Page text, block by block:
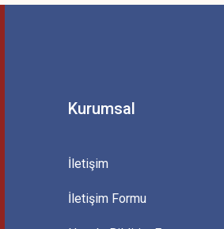
Bu ürüne ilk yorumu siz yapın!
Kurumsal
İletişim
İletişim Formu